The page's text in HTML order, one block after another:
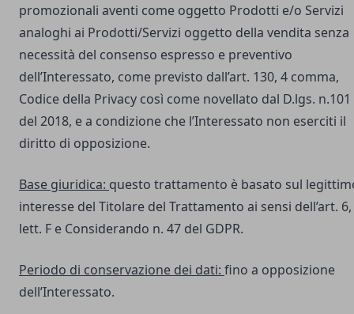
promozionali aventi come oggetto Prodotti e/o Servizi
analoghi ai Prodotti/Servizi oggetto della vendita senza
necessità del consenso espresso e preventivo
dell’Interessato, come previsto dall’art. 130, 4 comma,
Codice della Privacy così come novellato dal D.lgs. n.101
del 2018, e a condizione che l’Interessato non eserciti il
diritto di opposizione.
Base giuridica: questo trattamento è basato sul
interesse del Titolare del Trattamento ai sensi dell’art. 6,
lett. F e Considerando n. 47 del GDPR.
Periodo di conservazione dei dati: fino a opposizione
dell’Interessato.